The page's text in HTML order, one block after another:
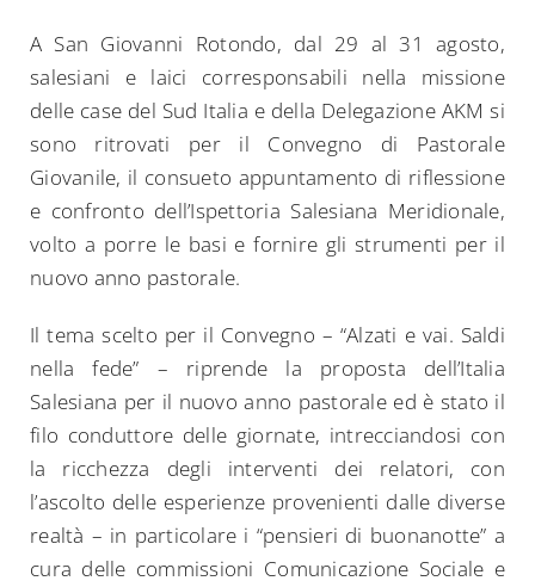
A San Giovanni Rotondo, dal 29 al 31 agosto,
salesiani e laici corresponsabili nella missione
delle case del Sud Italia e della Delegazione AKM si
sono ritrovati per il Convegno di Pastorale
Giovanile, il consueto appuntamento di riflessione
e confronto dell’Ispettoria Salesiana Meridionale,
volto a porre le basi e fornire gli strumenti per il
nuovo anno pastorale.
Il tema scelto per il Convegno – “Alzati e vai. Saldi
nella fede” – riprende la proposta dell’Italia
Salesiana per il nuovo anno pastorale ed è stato il
filo conduttore delle giornate, intrecciandosi con
la ricchezza degli interventi dei relatori, con
l’ascolto delle esperienze provenienti dalle diverse
realtà – in particolare i “pensieri di buonanotte” a
cura delle commissioni Comunicazione Sociale e